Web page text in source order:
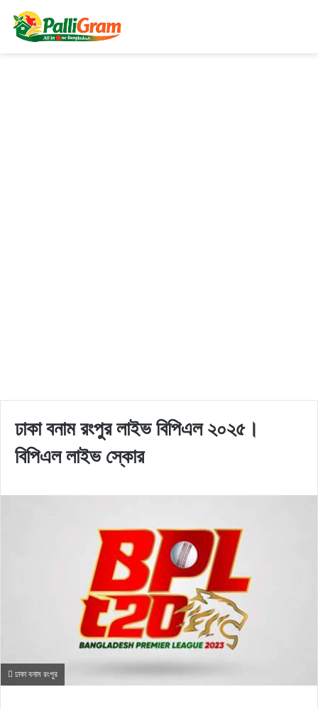
ঢাকা বনাম রংপুর লাইভ বিপিএল ২০২৫।
বিপিএল লাইভ স্কোর
ঢাকা বনাম রংপুর